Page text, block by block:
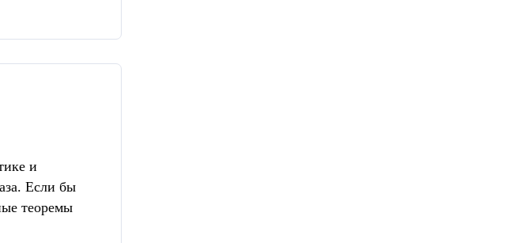
и
Если бы
теоремы